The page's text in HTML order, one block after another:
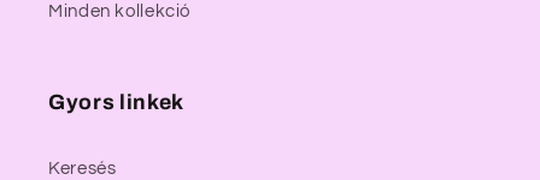
Minden kollekció
Gyors linkek
Keresés